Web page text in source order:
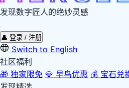
发现数字匠人的绝妙灵感
👤 登录 / 注册
Switch to English
社区福利
🎁 独家限免 💎 早鸟优惠 💰 宝石兑